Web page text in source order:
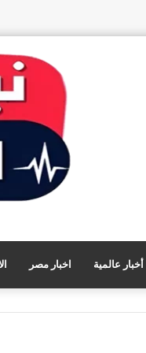
أخبار عالمية اخبار مصر